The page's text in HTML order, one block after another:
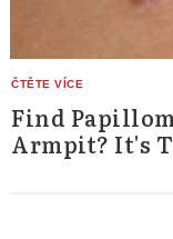
Find
Armpit? It's